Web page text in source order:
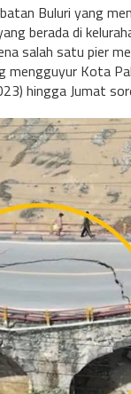
Buluri yang
berada di
salah satu pier
mengguyur Kota
hingga Jumat